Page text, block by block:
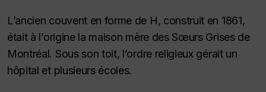
L’ancien couvent en forme de H, construit en 1861,
était à l’origine la maison mère des Sœurs Grises de
Montréal. Sous son toit, l’ordre religieux gérait un
hôpital et plusieurs écoles.